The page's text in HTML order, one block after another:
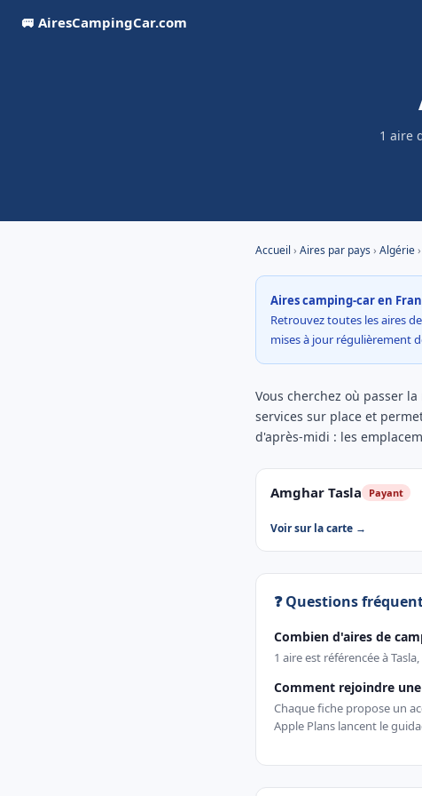
🚐 AiresCampingCar.com
1 aire
Accueil › Aires par pays› Algérie
Aires camping-car en
Retrouvez toutes les aires
mises à jour régulièrement
Vous cherchez où passer
services sur place et
d'après-midi : les
Amghar Tasla Payant
Voir sur la carte →
❓ Questions
Combien d'aires de
1 aire est référencée à
Comment rejoindre une
Chaque fiche propose un
Apple Plans lancent le